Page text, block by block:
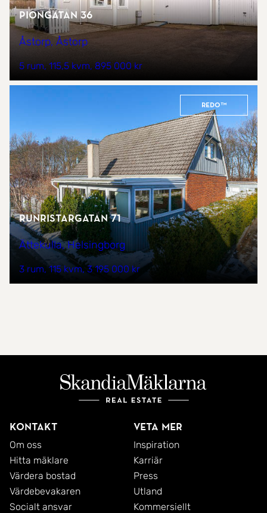
Piongatan 36
Åstorp, Åstorp
5 rum 115,5 kvm 895 000 kr
REDO™
Runristargatan 71
Ättekulla, Helsingborg
3 rum 115 kvm 3 195 000 kr
Kontakt
Om oss
Hitta mäklare
Värdera bostad
Värdebevakaren
Socialt ansvar
Veta mer
Inspiration
Karriär
Press
Utland
Kommersiellt